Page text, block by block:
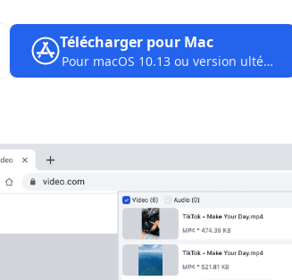
Télécharger pour Mac
Pour macOS 10.13 ou version ultérieure